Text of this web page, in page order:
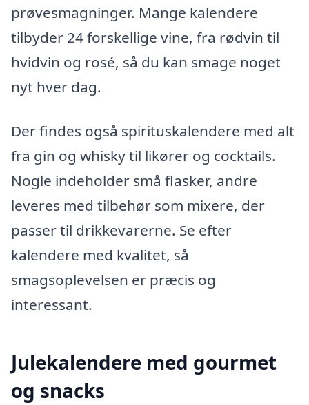
prøvesmagninger. Mange kalendere
tilbyder 24 forskellige vine, fra rødvin til
hvidvin og rosé, så du kan smage noget
nyt hver dag.
Der findes også spirituskalendere med alt
fra gin og whisky til likører og cocktails.
Nogle indeholder små flasker, andre
leveres med tilbehør som mixere, der
passer til drikkevarerne. Se efter
kalendere med kvalitet, så
smagsoplevelsen er præcis og
interessant.
Julekalendere med gourmet
og snacks